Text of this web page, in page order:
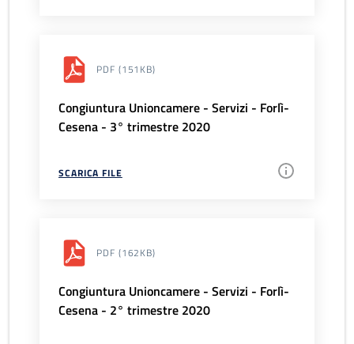
PDF (151KB)
Congiuntura Unioncamere - Servizi - Forlì-
Cesena - 3° trimestre 2020
SCARICA FILE
PDF (162KB)
Congiuntura Unioncamere - Servizi - Forlì-
Cesena - 2° trimestre 2020